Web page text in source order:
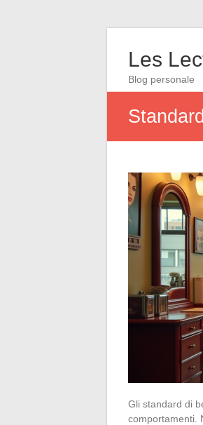
Les
Blog personale
Gli standard di
comportamenti.